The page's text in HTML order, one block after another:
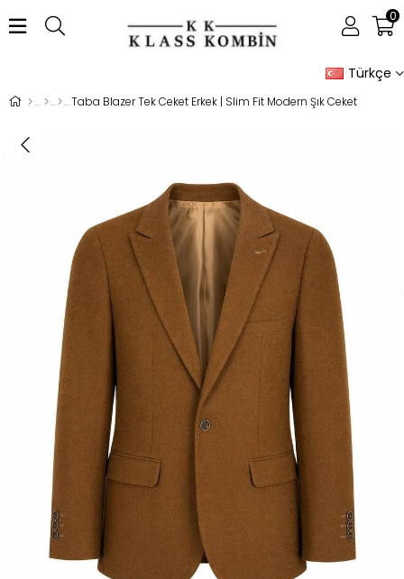
Türkçe
0
Taba Blazer Tek Ceket Erkek | Slim Fit Modern Şık Ceket